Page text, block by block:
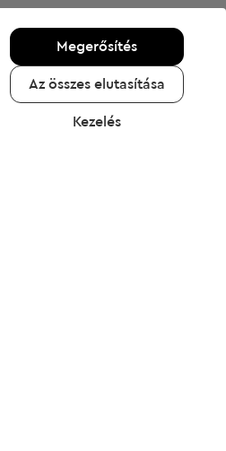
Megerősítés
Az összes elutasítása
Kezelés